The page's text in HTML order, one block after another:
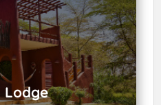
Lodge